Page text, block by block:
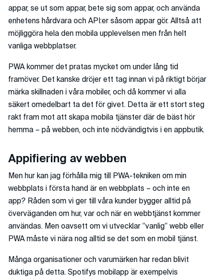
appar, se ut som appar, bete sig som appar, och använda
enhetens hårdvara och API:er såsom appar gör. Alltså att
möjliggöra hela den mobila upplevelsen men från helt
vanliga webbplatser.
PWA kommer det pratas mycket om under lång tid
framöver. Det kanske dröjer ett tag innan vi på riktigt börjar
märka skillnaden i våra mobiler, och då kommer vi alla
säkert omedelbart ta det för givet. Detta är ett stort steg
rakt fram mot att skapa mobila tjänster där de bäst hör
hemma – på webben, och inte nödvändigtvis i en appbutik.
Appifiering av webben
Men hur kan jag förhålla mig till PWA-tekniken om min
webbplats i första hand är en webbplats – och inte en
app? Råden som vi ger till våra kunder bygger alltid på
överväganden om hur, var och när en webbtjänst kommer
användas. Men oavsett om vi utvecklar ”vanlig” webb eller
PWA måste vi nära nog alltid se det som en mobil tjänst.
Många organisationer och varumärken har redan blivit
duktiga på detta. Spotifys mobilapp är exempelvis